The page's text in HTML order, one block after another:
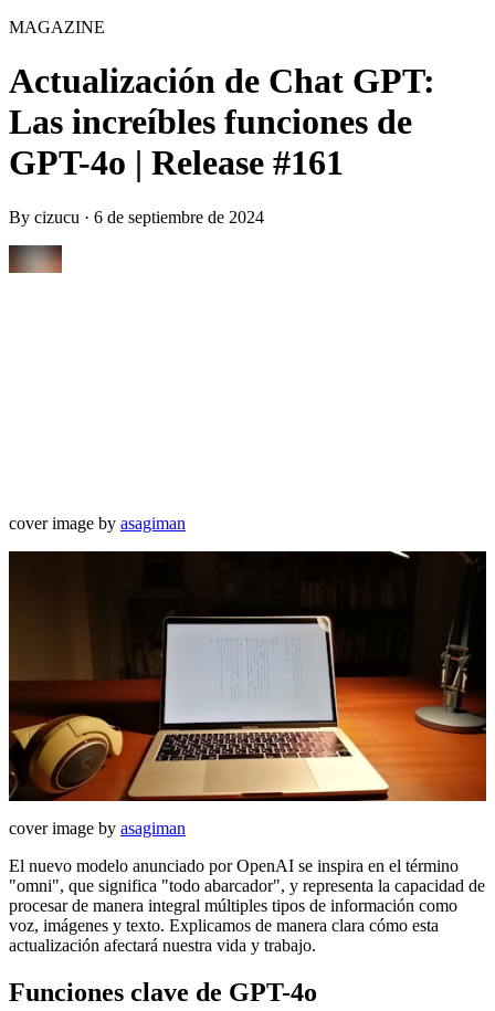
MAGAZINE
Actualización de Chat GPT:
Las increíbles funciones de
GPT-4o | Release #161
By cizucu · 6 de septiembre de 2024
cover image by asagiman
cover image by asagiman
El nuevo modelo anunciado por OpenAI se inspira en el término
"omni", que significa "todo abarcador", y representa la capacidad de
procesar de manera integral múltiples tipos de información como
voz, imágenes y texto. Explicamos de manera clara cómo esta
actualización afectará nuestra vida y trabajo.
Funciones clave de GPT-4o